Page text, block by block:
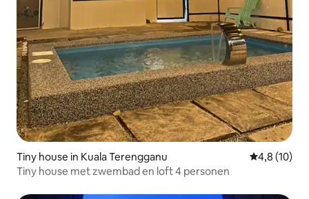
Tiny house in Kuala Terengganu
4,8 (10)
Tiny house met zwembad en loft 4 personen